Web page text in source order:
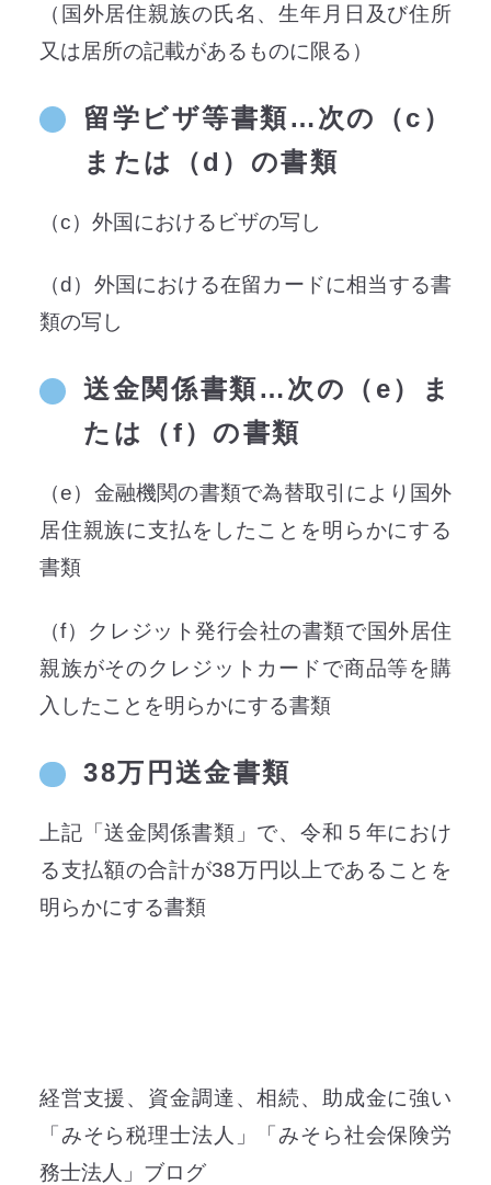
（国外居住親族の氏名、生年月日及び住所
又は居所の記載があるものに限る）
留学ビザ等書類…次の（c）
または（d）の書類
（c）外国におけるビザの写し
（d）外国における在留カードに相当する書
類の写し
送金関係書類…次の（e）ま
たは（f）の書類
（e）金融機関の書類で為替取引により国外
居住親族に支払をしたことを明らかにする
書類
（f）クレジット発行会社の書類で国外居住
親族がそのクレジットカードで商品等を購
入したことを明らかにする書類
38万円送金書類
上記「送金関係書類」で、令和５年におけ
る支払額の合計が38万円以上であることを
明らかにする書類
経営支援、資金調達、相続、助成金に強い
「みそら税理士法人」「みそら社会保険労
務士法人」ブログ